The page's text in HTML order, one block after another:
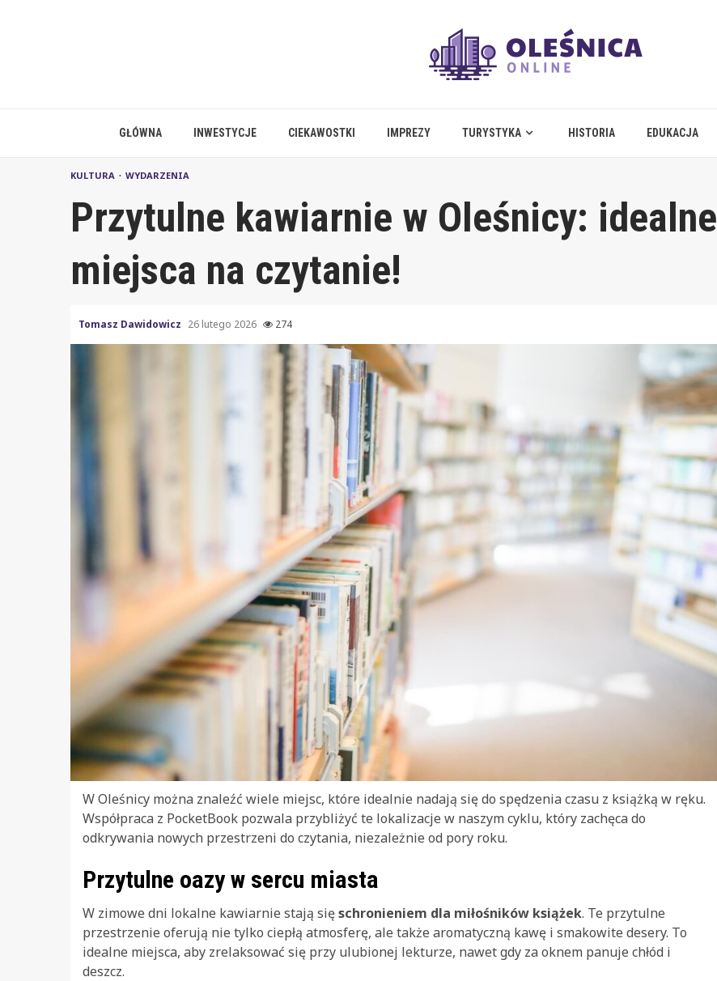
GŁÓWNA INWESTYCJE CIEKAWOSTKI IMPREZY TURYSTYKA HISTORIA EDUKACJA
KULTURA WYDARZENIA
Przytulne kawiarnie w Oleśnicy: idealne
miejsca na czytanie!
Tomasz Dawidowicz 26 lutego 2026 274
W Oleśnicy można znaleźć wiele miejsc, które idealnie nadają się do spędzenia czasu z książką w ręku.
Współpraca z PocketBook pozwala przybliżyć te lokalizacje w naszym cyklu, który zachęca do
odkrywania nowych przestrzeni do czytania, niezależnie od pory roku.
Przytulne oazy w sercu miasta
W zimowe dni lokalne kawiarnie stają sięschronieniem dla miłośników książek. Te przytulne
przestrzenie oferują nie tylko ciepłą atmosferę, ale także aromatyczną kawę i smakowite desery. To
idealne miejsca, aby zrelaksować się przy ulubionej lekturze, nawet gdy za oknem panuje chłód i
deszcz.